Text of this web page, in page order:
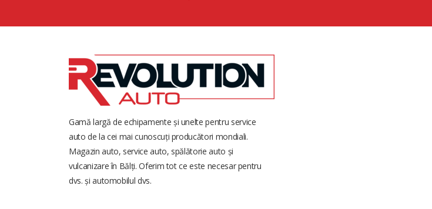
Gamă largă de echipamente și unelte pentru service
auto de la cei mai cunoscuți producători mondiali.
Magazin auto, service auto, spălătorie auto și
vulcanizare în Bălți. Oferim tot ce este necesar pentru
dvs. și automobilul dvs.